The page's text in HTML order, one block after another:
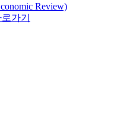
Review)
가기